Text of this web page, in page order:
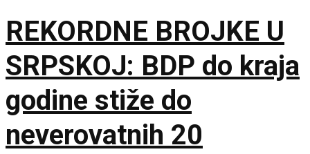
REKORDNE BROJKE U
SRPSKOJ: BDP do kraja
godine stiže do
neverovatnih 20